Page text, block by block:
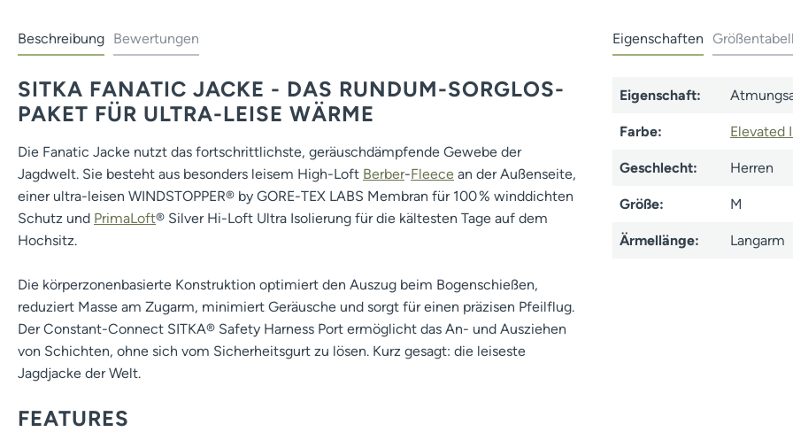
Beschreibung Bewertungen
SITKA FANATIC JACKE - DAS RUNDUM-SORGLOS-
PAKET FÜR ULTRA-LEISE WÄRME
Die Fanatic Jacke nutzt das fortschrittlichste, geräuschdämpfende Gewebe der
Jagdwelt. Sie besteht aus besonders leisem High-Loft Berber-Fleece an der Außenseite,
einer ultra-leisen WINDSTOPPER® by GORE-TEX LABS Membran für 100 % winddichten
Schutz und PrimaLoft® Silver Hi-Loft Ultra Isolierung für die kältesten Tage auf dem
Hochsitz.
Die körperzonenbasierte Konstruktion optimiert den Auszug beim Bogenschießen,
reduziert Masse am Zugarm, minimiert Geräusche und sorgt für einen präzisen Pfeilflug.
Der Constant-Connect SITKA® Safety Harness Port ermöglicht das An- und Ausziehen
von Schichten, ohne sich vom Sicherheitsgurt zu lösen. Kurz gesagt: die leiseste
Jagdjacke der Welt.
FEATURES
Eigenschaften
Eigenschaft:
Farbe: Elevated
Geschlecht: Herren
Größe: M
Ärmellänge: Langarm